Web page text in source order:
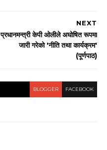
NEXT
प्रधानमन्त्री केपी ओलीले अघोषित रूपमा
जारी गरेको 'नीति तथा कार्यक्रम'
(पूर्णपाठ)
BLOGGER FACEBOOK